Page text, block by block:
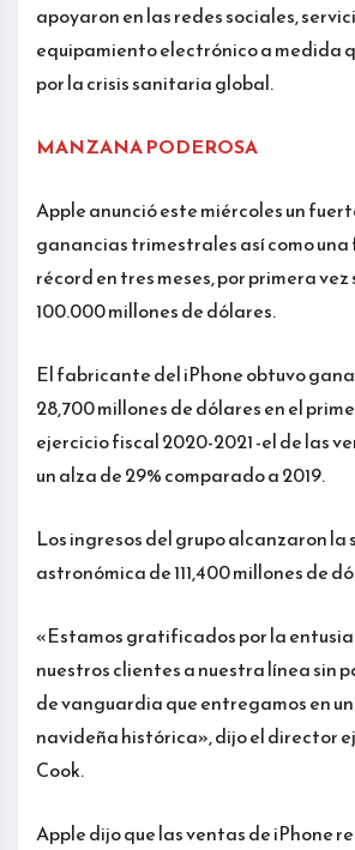
apoyaron en las redes sociales,
equipamiento electrónico a medida
por la crisis sanitaria global.
MANZANA PODEROSA
Apple anunció este miércoles un
ganancias trimestrales así como
récord en tres meses, por primera vez
100.000 millones de dólares.
El fabricante del iPhone obtuvo
28,700 millones de dólares en el
ejercicio fiscal 2020-2021 -el de las
un alza de 29% comparado a 2019.
Los ingresos del grupo alcanzaron la
astronómica de 111,400 millones de
«Estamos gratificados por la
nuestros clientes a nuestra línea sin
de vanguardia que entregamos en
navideña histórica», dijo el director
Cook.
Apple dijo que las ventas de iPhone